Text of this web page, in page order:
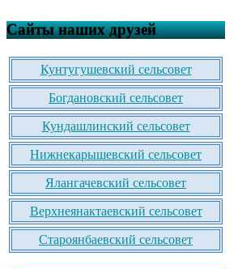
Сайты наших друзей
Кунтугушевский сельсовет
Богдановский сельсовет
Кундашлинский сельсовет
Нижнекарышевский сельсовет
Ялангачевский сельсовет
Верхнеянактаевский сельсовет
Староянбаевский сельсовет